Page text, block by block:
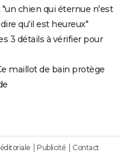
"un chien qui éternue n'est
qu'il est heureux"
3 détails à vérifier pour
maillot de bain protège
Publicité Contact